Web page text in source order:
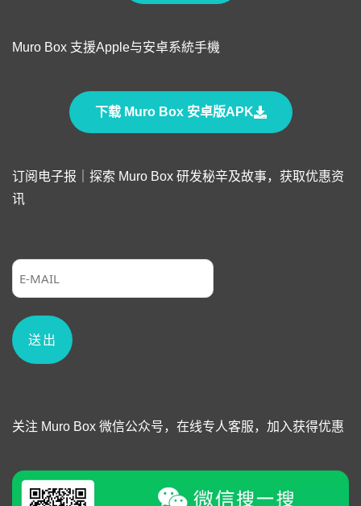
Muro Box 支援Apple与安卓系統手機
下载 Muro Box 安卓版APK
订阅电子报｜探索 Muro Box 研发秘辛及故事，获取优惠资
讯
关注 Muro Box 微信公众号，在线专人客服，加入获得优惠